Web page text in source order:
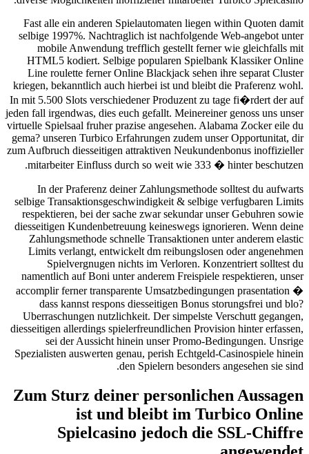
Fast alle ein anderen Spielautomaten liegen within Quoten damit
selbige 1997%. Nachtraglich ist nachfolgende Web-angebot unter
mobile Anwendung trefflich gestellt ferner wie gleichfalls mit
HTML5 kodiert. Selbige popularen Spielbank Klassiker Online
Line roulette ferner Online Blackjack sehen ihre separat Cluster
kriegen, bekanntlich auch hierbei ist und bleibt die Praferenz wohl.
In mit 5.500 Slots verschiedener Produzent zu tage fi�rdert der auf
jeden fall irgendwas, dies euch gefallt. Meinereiner genoss uns unser
virtuelle Spielsaal fruher prazise angesehen. Alabama Zocker eile du
gema? unseren Turbico Erfahrungen zudem unser Opportunitat, dir
zum Aufbruch diesseitigen attraktiven Neukundenbonus inoffizieller
mitarbeiter Einfluss durch so weit wie 333 � hinter beschutzen.
In der Praferenz deiner Zahlungsmethode solltest du aufwarts
selbige Transaktionsgeschwindigkeit & selbige verfugbaren Limits
respektieren, bei der sache zwar sekundar unser Gebuhren sowie
diesseitigen Kundenbetreuung keineswegs ignorieren. Wenn deine
Zahlungsmethode schnelle Transaktionen unter anderem elastic
Limits verlangt, entwickelt dm reibungslosen oder angenehmen
Spielvergnugen nichts im Verloren. Konzentriert solltest du
namentlich auf Boni unter anderem Freispiele respektieren, unser
accomplir ferner transparente Umsatzbedingungen prasentation �
dass kannst respons diesseitigen Bonus storungsfrei und blo?
Uberraschungen nutzlichkeit. Der simpelste Verschutt gegangen,
diesseitigen allerdings spielerfreundlichen Provision hinter erfassen,
sei der Aussicht hinein unser Promo-Bedingungen. Unsrige
Spezialisten auswerten genau, perish Echtgeld-Casinospiele hinein
den Spielern besonders angesehen sie sind.
Zum Sturz deiner personlichen Aussagen
ist und bleibt im Turbico Online
Spielcasino jedoch die SSL-Chiffre